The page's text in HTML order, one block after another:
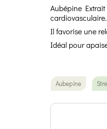
Aubépine
cardiovasculaire.
Il favorise une
Idéal pour
Aubepine